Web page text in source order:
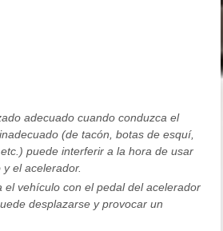
adecuado cuando conduzca el
(de tacón, botas de esquí,
puede interferir a la hora de usar
el acelerador.
el vehículo con el pedal del acelerador
desplazarse y provocar un